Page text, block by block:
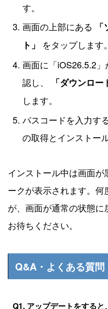
す。
画面の上部にある
ト」
をタップします。
画面に「iOS26.5.2
認し、
「ダウンロー
します。
パスコードを入力す
の取得とインストー
インストール中は画面
ークが表示されます。
が、画面が通常の状態
お待ちください。
Q&A・よくある質問
Q1. アップデートをする